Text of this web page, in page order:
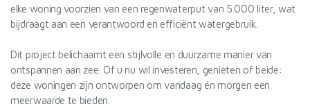
elke woning voorzien van een regenwaterput van 5.000 liter, wat
bijdraagt aan een verantwoord en efficiënt watergebruik.
Dit project belichaamt een stijlvolle en duurzame manier van
ontspannen aan zee. Of u nu wil investeren, genieten of beide:
deze woningen zijn ontworpen om vandaag én morgen een
meerwaarde te bieden.